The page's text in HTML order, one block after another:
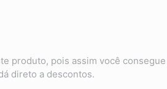
produto, pois assim você
direto a descontos.